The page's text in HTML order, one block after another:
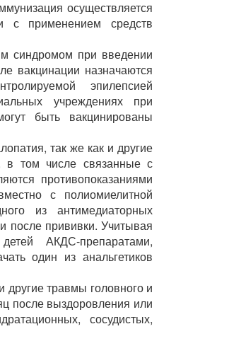
осуществляется
применением средств
синдромом при введении
вакцинации назначаются
эпилепсией
учреждениях при
быть вакцинированы
так же как и другие
в том числе связанные с
противопоказаниями
с полиомиелитной
из антимедиаторных
после прививки. Учитывая
АКДС-препаратами,
один из анальгетиков
травмы головного и
после выздоровления или
сосудистых,